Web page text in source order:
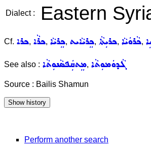
Dialect : Eastern
Cf. ܟܪܐ, ܟܪܵܐ, ܟܸܪܝܵܐ, ܟܸܪܝܵܐܝܬ, ܟܪܝܼܬܵܐ, ܟܵܪܘܿܝܵܐ,
See also : ܡܸܬܩܲܦܣܵܢܘܼܬܵܐ, ܓܵܕܘܿܡܘܼܬܵܐ
Source : Bailis Shamun
Perform another search